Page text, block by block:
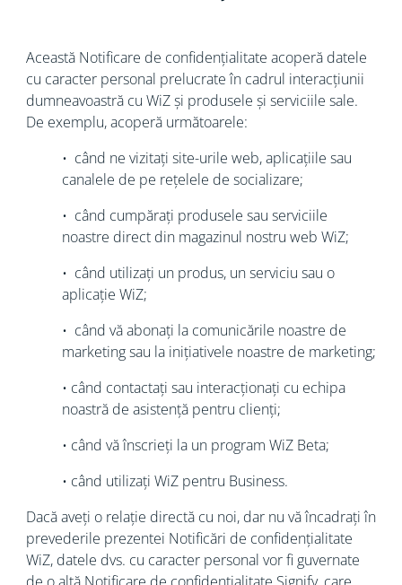
Această Notificare de confidențialitate acoperă datele
cu caracter personal prelucrate în cadrul interacțiunii
dumneavoastră cu WiZ și produsele și serviciile sale.
De exemplu, acoperă următoarele:
• când ne vizitați site-urile web, aplicațiile sau
canalele de pe rețelele de socializare;
• când cumpărați produsele sau serviciile
noastre direct din magazinul nostru web WiZ;
• când utilizați un produs, un serviciu sau o
aplicație WiZ;
• când vă abonați la comunicările noastre de
marketing sau la inițiativele noastre de marketing;
• când contactați sau interacționați cu echipa
noastră de asistență pentru clienți;
• când vă înscrieți la un program WiZ Beta;
• când utilizați WiZ pentru Business.
Dacă aveți o relație directă cu noi, dar nu vă încadrați în
prevederile prezentei Notificări de confidențialitate
WiZ, datele dvs. cu caracter personal vor fi guvernate